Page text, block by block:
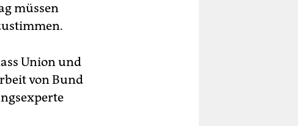
müssen
Union und
von Bund